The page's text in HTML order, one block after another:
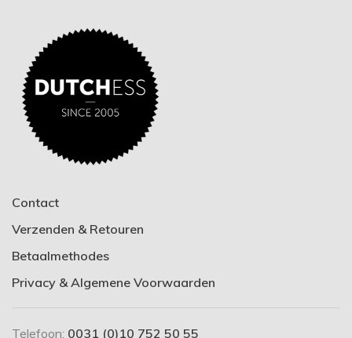
Contact
Verzenden & Retouren
Betaalmethodes
Privacy & Algemene Voorwaarden
Telefoon: 0031 (0)10 752 50 55